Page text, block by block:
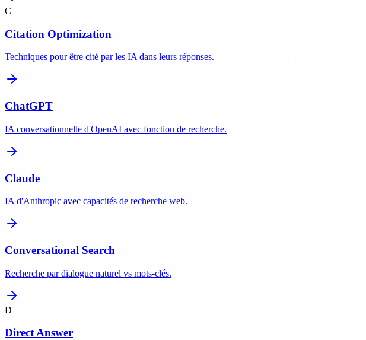
C
Citation Optimization
Techniques pour être cité par les IA dans leurs réponses.
ChatGPT
IA conversationnelle d'OpenAI avec fonction de recherche.
Claude
IA d'Anthropic avec capacités de recherche web.
Conversational Search
Recherche par dialogue naturel vs mots-clés.
D
Direct Answer